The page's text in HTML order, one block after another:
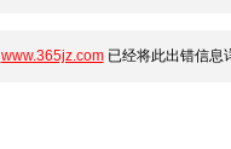
www.365jz.com已经将此出错信息